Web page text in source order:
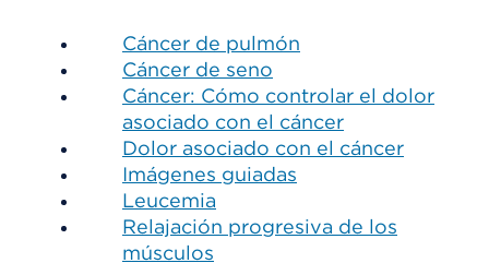
Cáncer de pulmón
Cáncer de seno
Cáncer: Cómo controlar el dolor
asociado con el cáncer
Dolor asociado con el cáncer
Imágenes guiadas
Leucemia
Relajación progresiva de los
músculos